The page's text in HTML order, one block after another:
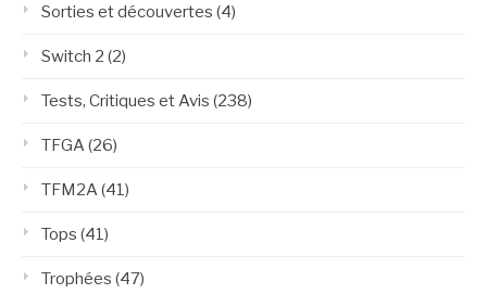
Sorties et découvertes (4)
Switch 2 (2)
Tests, Critiques et Avis (238)
TFGA(26)
TFM2A(41)
Tops (41)
Trophées (47)